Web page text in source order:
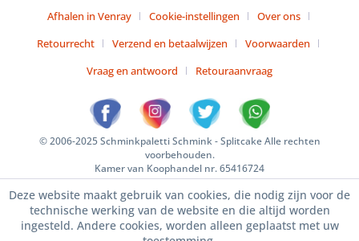
Afhalen in Venray Cookie-instellingen
Over ons
Retourrecht
Verzend en betaalwijzen
Voorwaarden
Vraag en antwoord
Retouraanvraag
© 2006-2025 Schminkpaletti Schmink - Splitcake Alle rechten
voorbehouden.
Kamer van Koophandel nr. 65416724
Deze website maakt gebruik van cookies, die nodig zijn voor de
technische werking van de website en die altijd worden
ingesteld. Andere cookies, worden alleen geplaatst met uw